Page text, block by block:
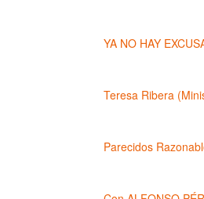
YA NO HAY
Teresa Ribera
Parecidos